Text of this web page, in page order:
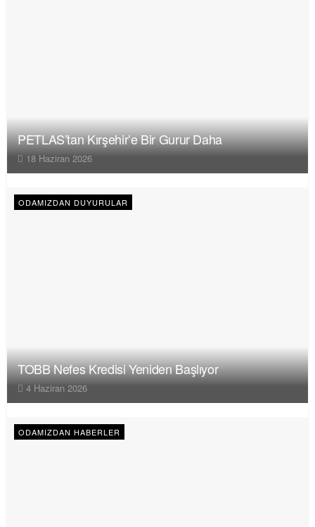
PETLAS’tan Kırşehir’e Bir Gurur Daha
18 Haziran 2026
ODAMIZDAN DUYURULAR
TOBB Nefes Kredisi Yeniden Başlıyor
4 Haziran 2026
ODAMIZDAN HABERLER